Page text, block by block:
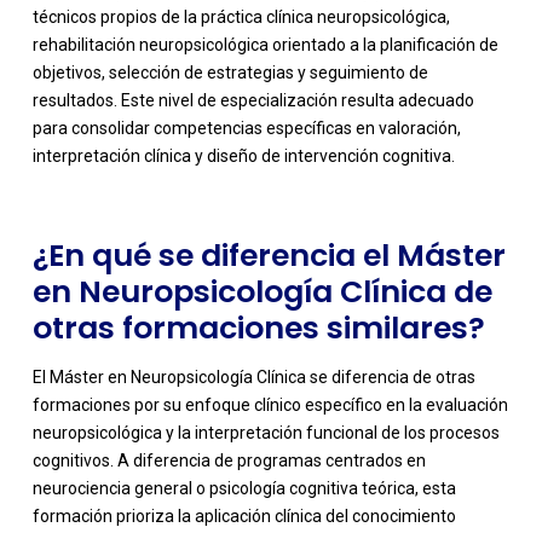
técnicos propios de la práctica clínica neuropsicológica,
rehabilitación neuropsicológica orientado a la planificación de
objetivos, selección de estrategias y seguimiento de
resultados. Este nivel de especialización resulta adecuado
para consolidar competencias específicas en valoración,
interpretación clínica y diseño de intervención cognitiva.
-
¿En qué se diferencia el Máster
en Neuropsicología Clínica de
otras formaciones similares?
El Máster en Neuropsicología Clínica se diferencia de otras
formaciones por su enfoque clínico específico en la evaluación
neuropsicológica y la interpretación funcional de los procesos
cognitivos. A diferencia de programas centrados en
neurociencia general o psicología cognitiva teórica, esta
formación prioriza la aplicación clínica del conocimiento